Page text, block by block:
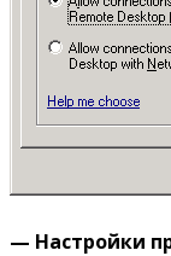
— Настройки